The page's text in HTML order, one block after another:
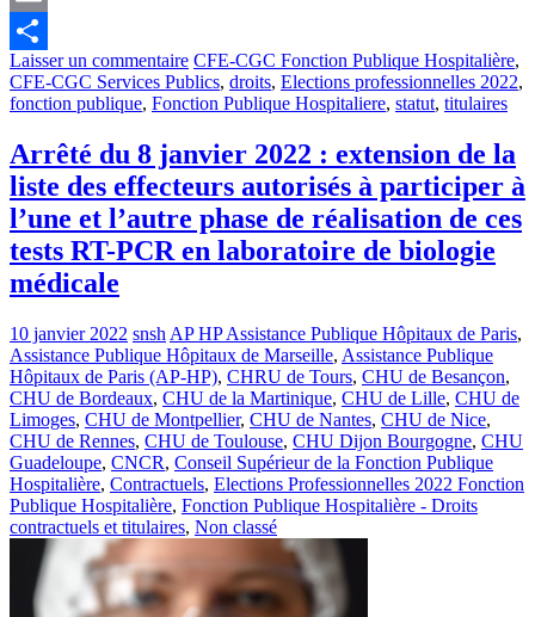
Email
Partager
Laisser un commentaire CFE-CGC Fonction Publique Hospitalière,
CFE-CGC Services Publics, droits, Elections professionnelles 2022,
fonction publique, Fonction Publique Hospitaliere, statut, titulaires
Arrêté du 8 janvier 2022 : extension de la
liste des effecteurs autorisés à participer à
l’une et l’autre phase de réalisation de ces
tests RT-PCR en laboratoire de biologie
médicale
10 janvier 2022 snsh AP HP Assistance Publique Hôpitaux de Paris,
Assistance Publique Hôpitaux de Marseille, Assistance Publique
Hôpitaux de Paris (AP-HP), CHRU de Tours, CHU de Besançon,
CHU de Bordeaux, CHU de la Martinique, CHU de Lille, CHU de
Limoges, CHU de Montpellier, CHU de Nantes, CHU de Nice,
CHU de Rennes, CHU de Toulouse, CHU Dijon Bourgogne, CHU
Guadeloupe, CNCR, Conseil Supérieur de la Fonction Publique
Hospitalière, Contractuels, Elections Professionnelles 2022 Fonction
Publique Hospitalière, Fonction Publique Hospitalière - Droits
contractuels et titulaires, Non classé